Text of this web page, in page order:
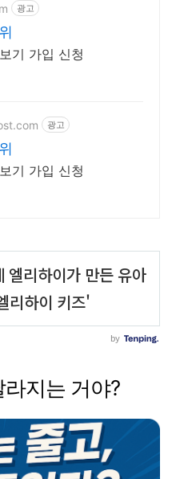
광고
기 가입 신청
광고
기 가입 신청
라지는 거야?